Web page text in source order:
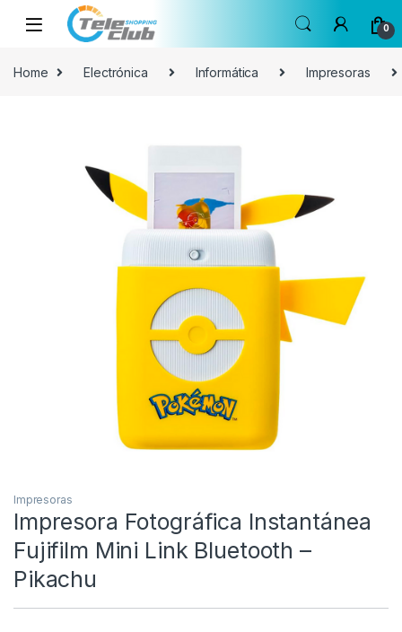
Skip to navigation
Skip to content
0
Home Electrónica Informática Impresoras
Impresoras
Impresora Fotográfica Instantánea
Fujifilm Mini Link Bluetooth –
Pikachu